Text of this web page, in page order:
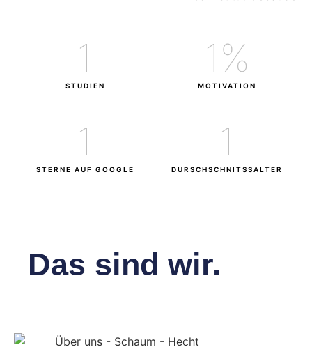
STUDIEN
1
MOTIVATION
1%
STERNE AUF GOOGLE
1
DURSCHSCHNITSSALTER
1
Das sind wir.